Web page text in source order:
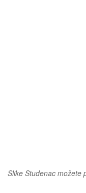
Slike Studenac možete